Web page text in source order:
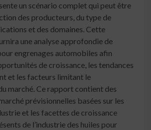
un scénario complet qui peut être
des producteurs, du type de
et des domaines. Cette
une analyse approfondie de
engrenages automobiles afin
de croissance, les tendances
et les facteurs limitant le
marché. Ce rapport contient des
prévisionnelles basées sur les
et les facettes de croissance
de l’industrie des huiles pour